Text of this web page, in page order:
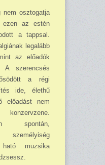
nem osztogatja
ezen az estén
a tappsal.
legalább
az előadók
A szerencsés
a régi
ide, élethű
előadást nem
spontán,
muzsika